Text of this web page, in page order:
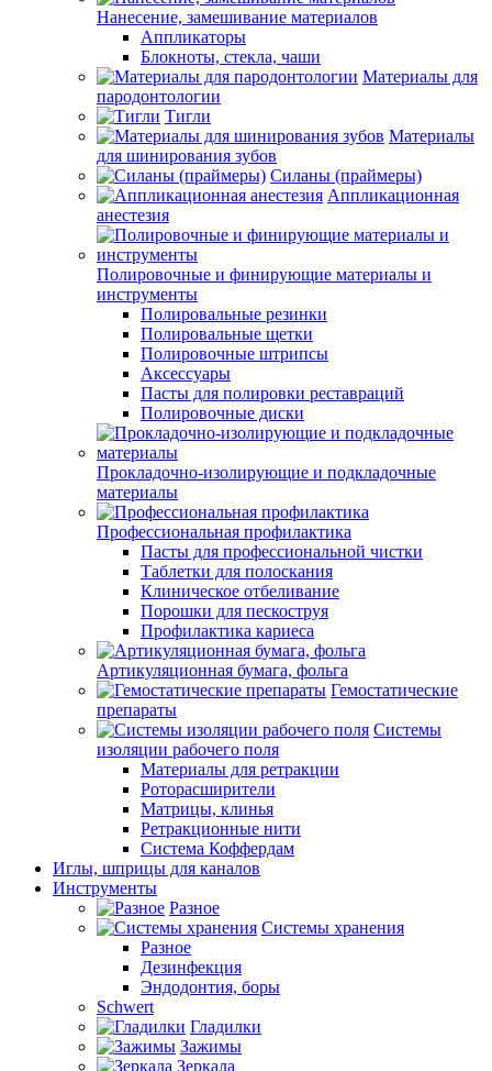
Нанесение, замешивание материалов
Аппликаторы
Блокноты, стекла, чаши
Материалы для
пародонтологии
Тигли
Материалы
для шинирования зубов
Силаны (праймеры)
Аппликационная
анестезия
Полировочные и финирующие материалы и
инструменты
Полировальные резинки
Полировальные щетки
Полировочные штрипсы
Аксессуары
Пасты для полировки реставраций
Полировочные диски
Прокладочно-изолирующие и подкладочные
материалы
Профессиональная профилактика
Пасты для профессиональной чистки
Таблетки для полоскания
Клиническое отбеливание
Порошки для пескоструя
Профилактика кариеса
Артикуляционная бумага, фольга
Гемостатические
препараты
Системы
изоляции рабочего поля
Материалы для ретракции
Роторасширители
Матрицы, клинья
Ретракционные нити
Система Коффердам
Иглы, шприцы для каналов
Инструменты
Разное
Системы хранения
Разное
Дезинфекция
Эндодонтия, боры
Schwert
Гладилки
Зажимы
Зеркала